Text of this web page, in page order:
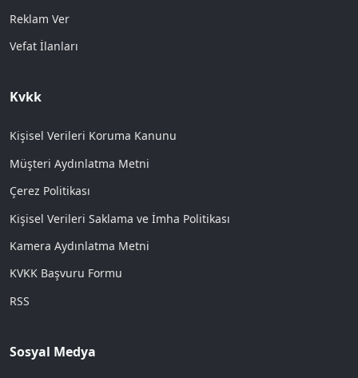
Reklam Ver
Vefat İlanları
Kvkk
Kişisel Verileri Koruma Kanunu
Müşteri Aydınlatma Metni
Çerez Politikası
Kişisel Verileri Saklama ve İmha Politikası
Kamera Aydınlatma Metni
KVKK Başvuru Formu
RSS
Sosyal Medya